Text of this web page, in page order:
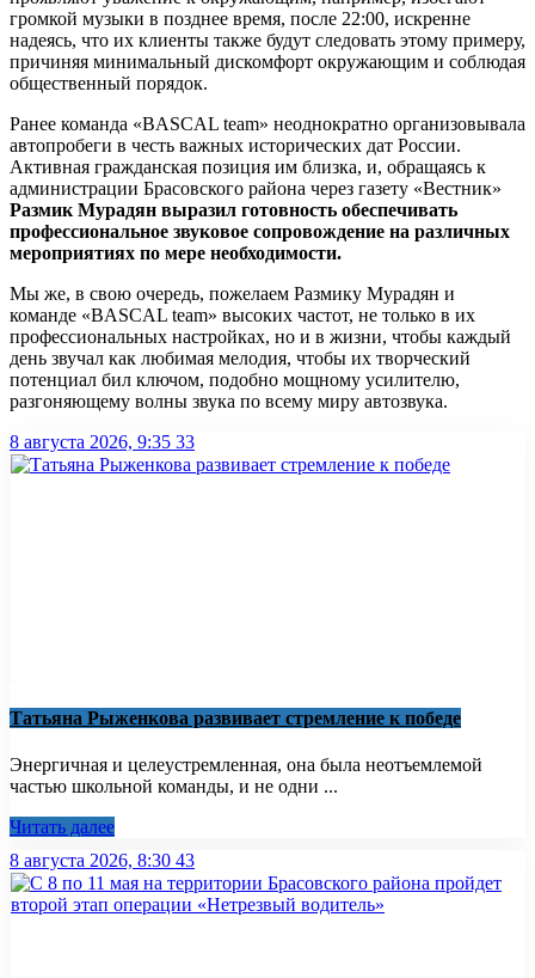
громкой музыки в позднее время, после 22:00, искренне
надеясь, что их клиенты также будут следовать этому примеру,
причиняя минимальный дискомфорт окружающим и соблюдая
общественный порядок.
Ранее команда «BASCAL team» неоднократно организовывала
автопробеги в честь важных исторических дат России.
Активная гражданская позиция им близка, и, обращаясь к
администрации Брасовского района через газету «Вестник»
Размик Мурадян выразил готовность обеспечивать
профессиональное звуковое сопровождение на различных
мероприятиях по мере необходимости.
Мы же, в свою очередь, пожелаем Размику Мурадян и
команде «BASCAL team» высоких частот, не только в их
профессиональных настройках, но и в жизни, чтобы каждый
день звучал как любимая мелодия, чтобы их творческий
потенциал бил ключом, подобно мощному усилителю,
разгоняющему волны звука по всему миру автозвука.
8 августа 2026, 9:35 33
Татьяна Рыженкова развивает стремление к победе
Энергичная и целеустремленная, она была неотъемлемой
частью школьной команды, и не одни ...
Читать далее
8 августа 2026, 8:30 43